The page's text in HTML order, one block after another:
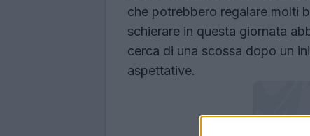
che potrebbero regalare molti
schierare in questa giornata
cerca di una scossa dopo un
aspettative.